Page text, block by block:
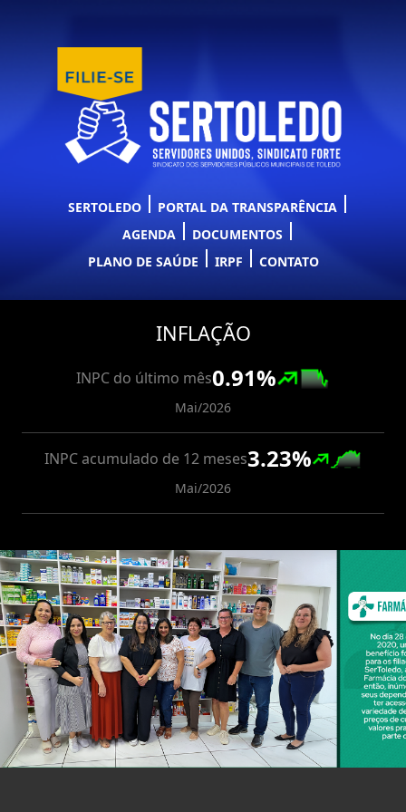
SERTOLEDO
PORTAL DA TRANSPARÊNCIA
AGENDA
DOCUMENTOS
PLANO DE SAÚDE
IRPF CONTATO
INFLAÇÃO
INPC do último mês0.91%
Mai/2026
INPC acumulado de 12 meses3.23%
Mai/2026